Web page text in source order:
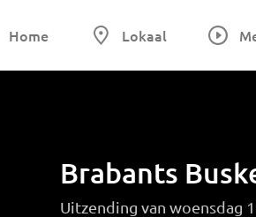
Home Lokaal
Brabants
Uitzending van woensdag